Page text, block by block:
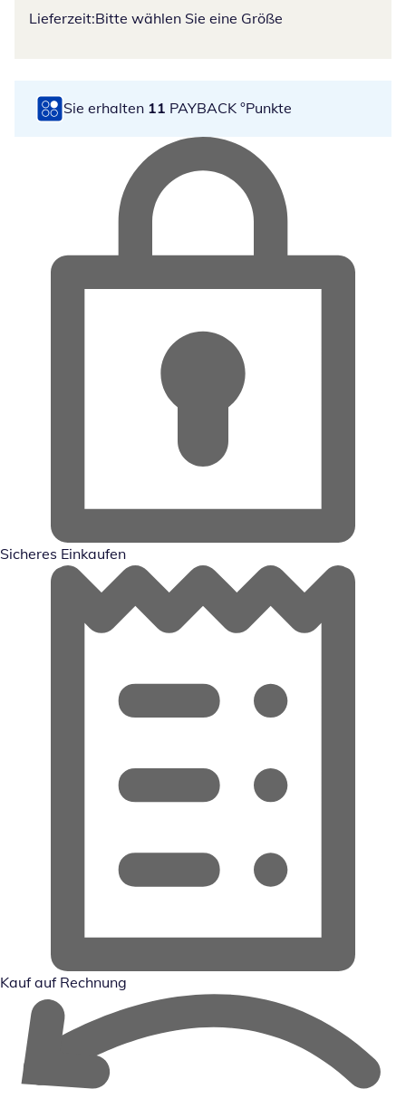
Lieferzeit:Bitte wählen Sie eine Größe
Sie erhalten 11 PAYBACK °Punkte
Sicheres Einkaufen
Kauf auf Rechnung